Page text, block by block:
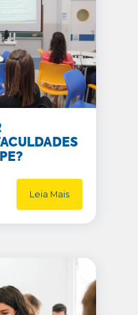
Leia Mais